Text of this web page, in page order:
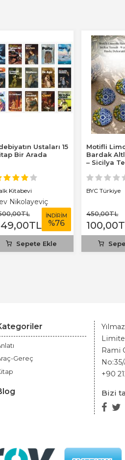
Ustaları 15
Bir Arada
Kitabevi
Nikolayeviç
,00TL
,00TL
İNDİRİM
%76
Sepete Ekle
Motifli
Bardak
– Sicilya
BYC Türkiye
450,00TL
100,00
Gereç
Rami
+90
Bizi